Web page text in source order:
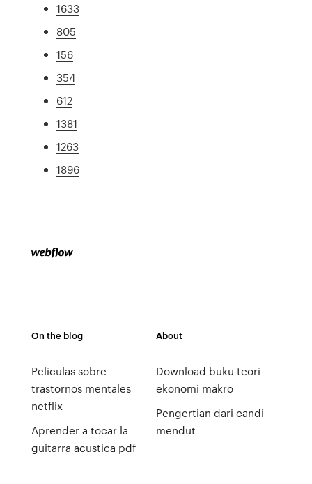
1633
805
156
354
612
1381
1263
1896
On the blog
Peliculas sobre
trastornos mentales
netflix
Aprender a tocar la
guitarra acustica pdf
About
Download buku teori
ekonomi makro
Pengertian dari candi
mendut